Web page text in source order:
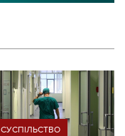
СУСПІЛЬСТВО